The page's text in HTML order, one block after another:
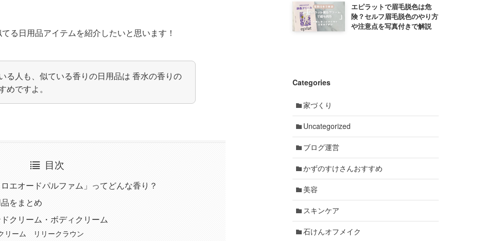
る日用品アイテムを紹介したいと思います！
る人も、似ている香りの日用品は 香水の香りの
ですよ。
目次
エオードパルファム」ってどんな香り？
をまとめ
クリーム・ボディクリーム
リーム リリークラウン
エピラットで眉毛脱色は危
険？セルフ眉毛脱色のやり方
や注意点を写真付きで解説
Categories
家づくり
Uncategorized
ブログ運営
かずのすけさんおすすめ
美容
スキンケア
石けんオフメイク